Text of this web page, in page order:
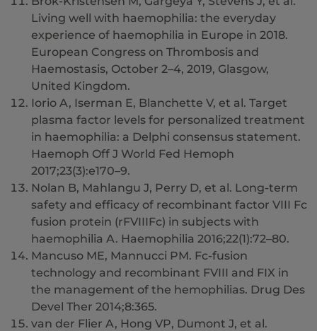
Living well with haemophilia: the everyday
experience of haemophilia in Europe in 2018.
European Congress on Thrombosis and
Haemostasis, October 2–4, 2019, Glasgow,
United Kingdom.
Iorio A, Iserman E, Blanchette V, et al. Target
plasma factor levels for personalized treatment
in haemophilia: a Delphi consensus statement.
Haemoph Off J World Fed Hemoph
2017;23(3):e170–9.
Nolan B, Mahlangu J, Perry D, et al. Long-term
safety and efficacy of recombinant factor VIII Fc
fusion protein (rFVIIIFc) in subjects with
haemophilia A. Haemophilia 2016;22(1):72–80.
Mancuso ME, Mannucci PM. Fc-fusion
technology and recombinant FVIII and FIX in
the management of the hemophilias. Drug Des
Devel Ther 2014;8:365.
van der Flier A, Hong VP, Dumont J, et al.